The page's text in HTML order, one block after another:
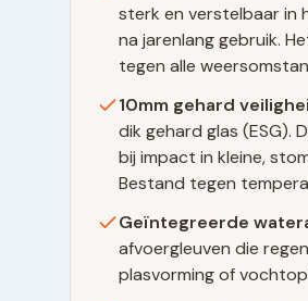
sterk en verstelbaar in
na jarenlang gebruik.
tegen alle
10mm gehard
dik gehard glas (ESG).
bij impact in kleine,
Bestand tegen
Geïntegreerde
afvoergleuven die
plasvorming of